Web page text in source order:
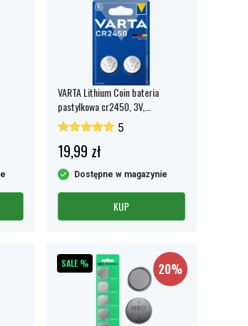
VARTA Lithium Coin bateria
pastylkowa cr2450, 3V,
opakowanie 2 szt.
5
19,99 zł
Dostępne w magazynie
KUP
SALE % 20%